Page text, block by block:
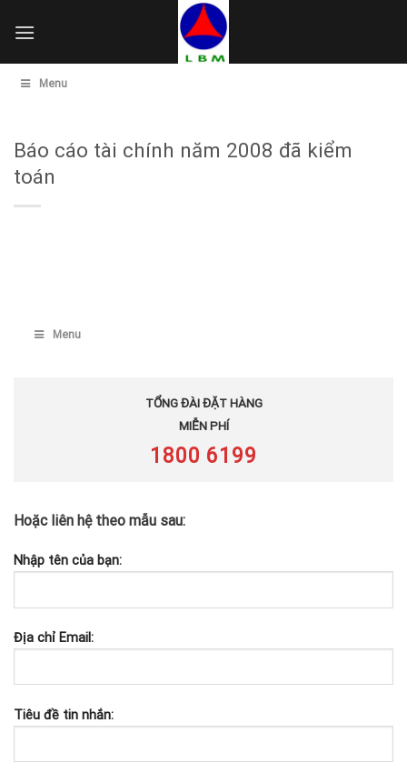
Menu
Menu
TỔNG ĐÀI ĐẶT HÀNG
MIỄN PHÍ
1800 6199
Hoặc liên hệ theo mẫu sau:
Nhập tên của bạn:
Địa chỉ Email:
Tiêu đề tin nhắn:
Báo cáo tài chính năm 2008 đã kiểm
toán